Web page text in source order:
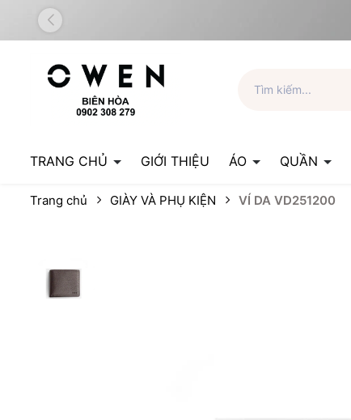
TRANG CHỦ GIỚI THIỆU ÁO QUẦN
Trang chủ GIÀY VÀ PHỤ KIỆN VÍ DA VD251200